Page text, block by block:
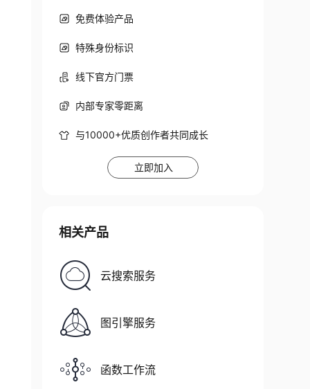
免费体验产品
特殊身份标识
线下官方门票
内部专家零距离
与10000+优质创作者共同成长
立即加入
相关产品
云搜索服务
图引擎服务
函数工作流